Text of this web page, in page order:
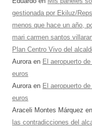
gestionada por Ekiluz/
menos que hace un año,
mari carmen santos
Plan Centro Vivo del
Auroraen El aeropuerto
euros
Auroraen El aeropuerto
euros
Araceli Montes Márquez en
las contradicciones del